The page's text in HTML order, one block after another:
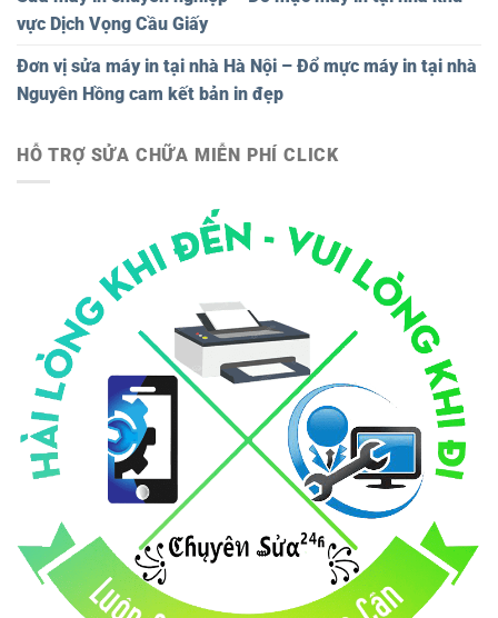
vực Dịch Vọng Cầu Giấy
Đơn vị sửa máy in tại nhà Hà Nội – Đổ mực máy in tại nhà
Nguyên Hồng cam kết bản in đẹp
HỖ TRỢ SỬA CHỮA MIỄN PHÍ CLICK